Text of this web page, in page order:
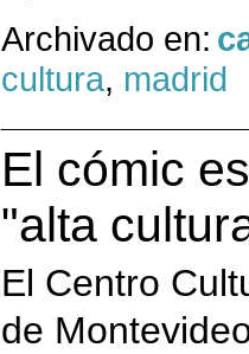
Archivado en:
cultura, madrid
El cómic
"alta
El Centro
de